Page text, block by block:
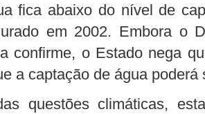
fica abaixo do nível de
em 2002. Embora o
confirme, o Estado nega
a captação de água poderá
questões climáticas,